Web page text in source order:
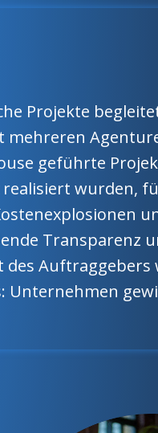
Projekte
mehreren
geführte
wurden,
Transparenz
Auftraggebers
Unternehmen